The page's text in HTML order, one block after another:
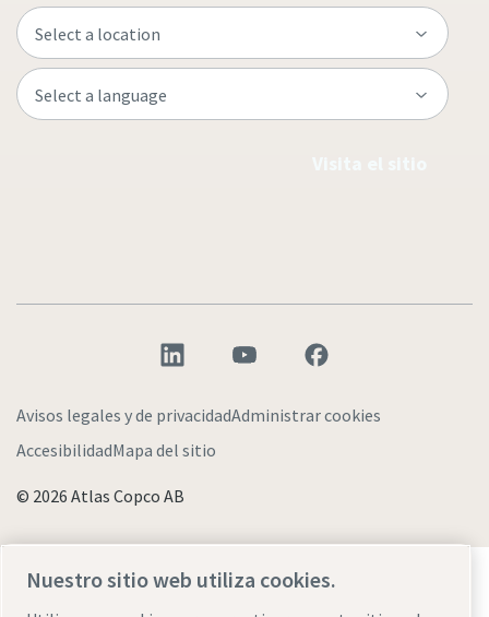
Avisos legales y de privacidadAdministrar cookies
AccesibilidadMapa del sitio
© 2026 Atlas Copco AB
Descubre cómo Atlas Copco Group impulsa la
Nuestro sitio web utiliza cookies.